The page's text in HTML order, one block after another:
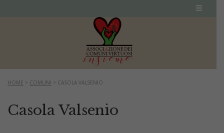
HOME > COMUNI > CASOLA VALSENIO
Casola Valsenio